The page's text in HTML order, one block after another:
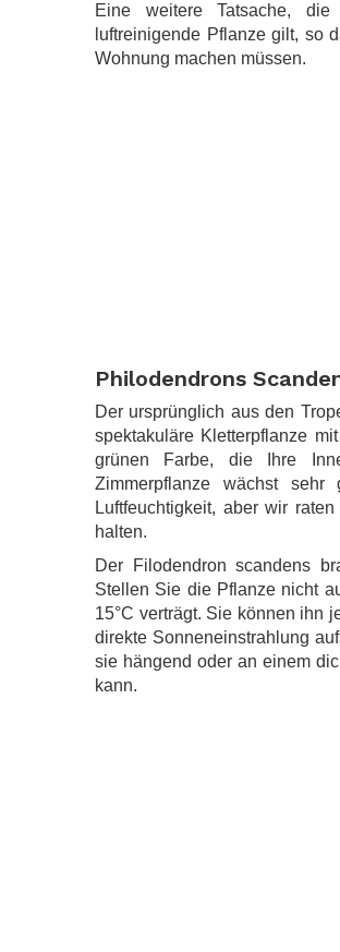
Eine weitere Tatsache,
luftreinigende Pflanze gilt, so
Wohnung machen müssen.
Philodendrons
Der ursprünglich aus den
spektakuläre Kletterpflanze
grünen Farbe, die Ihre
Zimmerpflanze wächst
Luftfeuchtigkeit, aber wir
halten.
Der Filodendron scandens
Stellen Sie die Pflanze nicht
15°C verträgt. Sie können ihn
direkte Sonneneinstrahlung
sie hängend oder an einem
kann.